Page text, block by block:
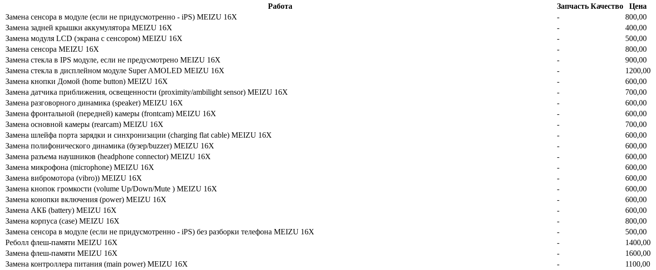
Работа Запчасть Качество
Цена
Замена сенсора в модуле (если не придусмотренно - iPS) MEIZU 16X
-
800,00
Замена задней крышки аккумулятора MEIZU 16X
-
400,00
Замена модуля LCD (экрана с сенсором) MEIZU 16X
-
500,00
Замена сенсора MEIZU 16X
-
800,00
Замена стекла в IPS модуле, если не предусмотрено MEIZU 16X
-
900,00
Замена стекла в дисплейном модуле Super AMOLED MEIZU 16X
-
1200,00
Замена кнопки Домой (home button) MEIZU 16X
-
600,00
Замена датчика приближения, освещенности (proximity/ambilight sensor) MEIZU 16X
-
700,00
Замена разговорного динамика (speaker) MEIZU 16X
-
600,00
Замена фронтальной (передней) камеры (frontcam) MEIZU 16X
-
600,00
Замена основной камеры (rearcam) MEIZU 16X
-
700,00
Замена шлейфа порта зарядки и синхронизации (charging flat cable) MEIZU 16X
-
600,00
Замена полифонического динамика (бузер/buzzer) MEIZU 16X
-
600,00
Замена разъема наушников (headphone connector) MEIZU 16X
-
600,00
Замена микрофона (microphone) MEIZU 16X
-
600,00
Замена вибромотора (vibro)) MEIZU 16X
-
600,00
Замена кнопок громкости (volume Up/Down/Mute ) MEIZU 16X
-
600,00
Замена конопки включения (power) MEIZU 16X
-
600,00
Замена АКБ (battery) MEIZU 16X
-
600,00
Замена корпуса (сase) MEIZU 16X
-
800,00
Замена сенсора в модуле (если не придусмотренно - iPS) без разборки телефона MEIZU 16X
-
500,00
Реболл флеш-памяти MEIZU 16X
-
1400,00
Замена флеш-памяти MEIZU 16X
-
1600,00
Замена контроллера питания (main power) MEIZU 16X
-
1100,00